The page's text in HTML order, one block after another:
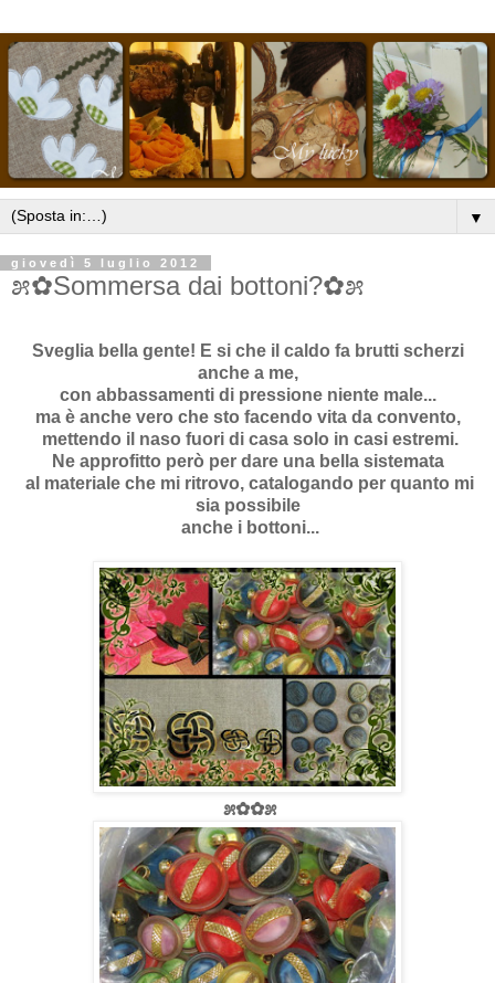
▼
giovedì 5 luglio 2012
೫✿Sommersa dai bottoni?✿೫
Sveglia bella gente! E si che il caldo fa brutti scherzi
anche a me,
con abbassamenti di pressione niente male...
ma è anche vero che sto facendo vita da convento,
mettendo il naso fuori di casa solo in casi estremi.
Ne approfitto però per dare una bella sistemata
al materiale che mi ritrovo, catalogando per quanto mi
sia possibile
anche i bottoni...
೫✿✿೫